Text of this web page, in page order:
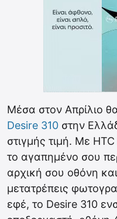
Μέσα στον Απρίλιο
Desire 310 στην
στιγμής τιμή. Με
το αγαπημένο σου
αρχική σου οθόνη
μετατρέπεις
εφέ, το Desire 310